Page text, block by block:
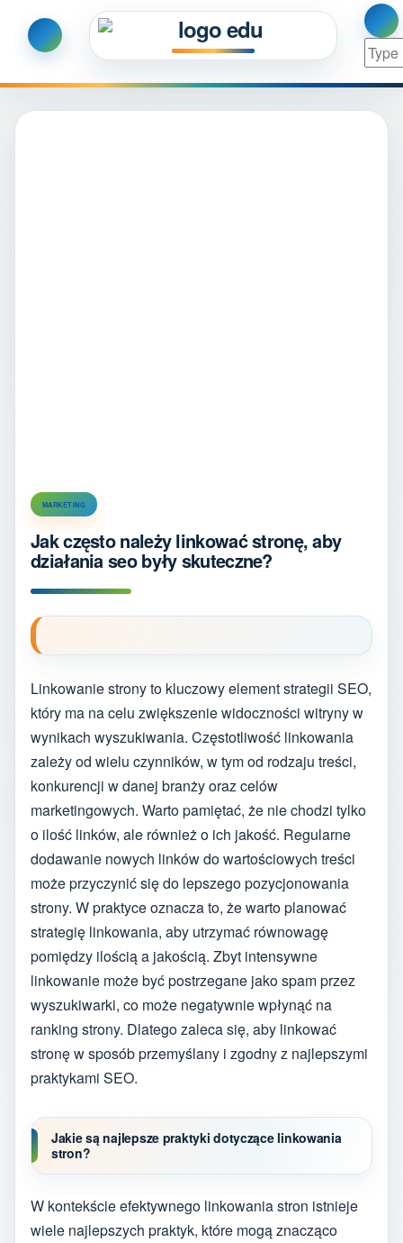
MARKETING
Jak często należy linkować stronę, aby
działania seo były skuteczne?
Linkowanie strony to kluczowy element strategii SEO,
który ma na celu zwiększenie widoczności witryny w
wynikach wyszukiwania. Częstotliwość linkowania
zależy od wielu czynników, w tym od rodzaju treści,
konkurencji w danej branży oraz celów
marketingowych. Warto pamiętać, że nie chodzi tylko
o ilość linków, ale również o ich jakość. Regularne
dodawanie nowych linków do wartościowych treści
może przyczynić się do lepszego pozycjonowania
strony. W praktyce oznacza to, że warto planować
strategię linkowania, aby utrzymać równowagę
pomiędzy ilością a jakością. Zbyt intensywne
linkowanie może być postrzegane jako spam przez
wyszukiwarki, co może negatywnie wpłynąć na
ranking strony. Dlatego zaleca się, aby linkować
stronę w sposób przemyślany i zgodny z najlepszymi
praktykami SEO.
Jakie są najlepsze praktyki dotyczące linkowania
stron?
W kontekście efektywnego linkowania stron istnieje
wiele najlepszych praktyk, które mogą znacząco